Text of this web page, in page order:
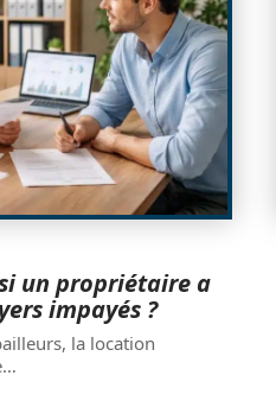
un propriétaire a
impayés ?
la location
…